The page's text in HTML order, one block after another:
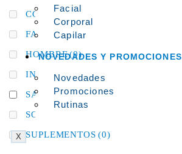
Facial
Corporal
Capilar
NOVEDADES Y PROMOCIONES
Novedades
Promociones
Rutinas
X
CORPORAL(0)
FACIAL(0)
HOMBRE(0)
INFANTIL (0)
SALUD (1)
SOLAR
SUPLEMENTOS (0)